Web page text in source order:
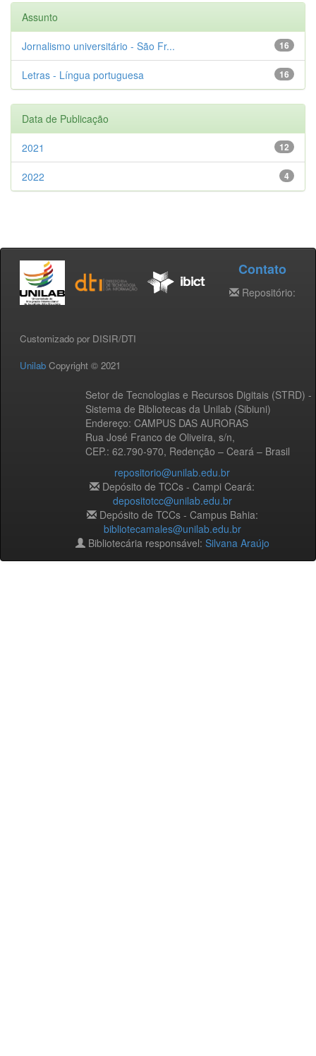
Assunto
16
Jornalismo universitário - São Fr...
16
Letras - Língua portuguesa
Data de Publicação
12
2021
4
2022
Customizado por DISIR/DTI
Unilab Copyright © 2021
Setor de Tecnologias e Recursos Digitais (STRD) -
Sistema de Bibliotecas da Unilab (Sibiuni)
Endereço: CAMPUS DAS AURORAS
Rua José Franco de Oliveira, s/n,
CEP.: 62.790-970, Redenção – Ceará – Brasil
Contato
Repositório:
repositorio@unilab.edu.br
Depósito de TCCs - Campi Ceará:
depositotcc@unilab.edu.br
Depósito de TCCs - Campus Bahia:
bibliotecamales@unilab.edu.br
Bibliotecária responsável: Silvana Araújo